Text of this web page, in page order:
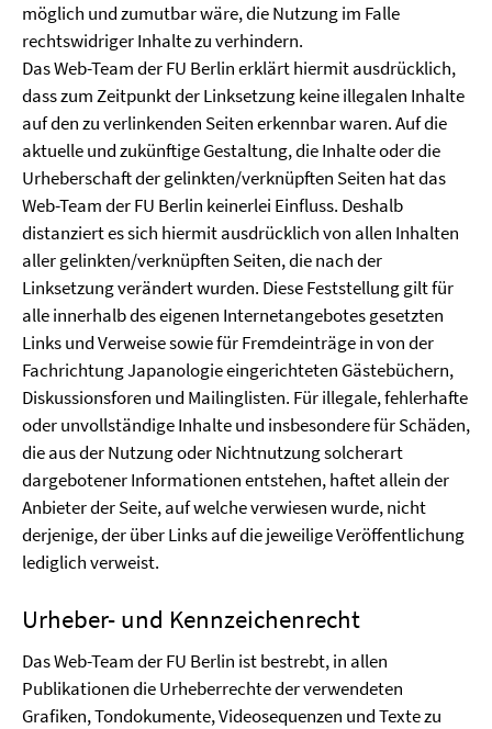
möglich und zumutbar wäre, die Nutzung im Falle
rechtswidriger Inhalte zu verhindern.
Das Web-Team der FU Berlin erklärt hiermit ausdrücklich,
dass zum Zeitpunkt der Linksetzung keine illegalen Inhalte
auf den zu verlinkenden Seiten erkennbar waren. Auf die
aktuelle und zukünftige Gestaltung, die Inhalte oder die
Urheberschaft der gelinkten/verknüpften Seiten hat das
Web-Team der FU Berlin keinerlei Einfluss. Deshalb
distanziert es sich hiermit ausdrücklich von allen Inhalten
aller gelinkten/verknüpften Seiten, die nach der
Linksetzung verändert wurden. Diese Feststellung gilt für
alle innerhalb des eigenen Internetangebotes gesetzten
Links und Verweise sowie für Fremdeinträge in von der
Fachrichtung Japanologie eingerichteten Gästebüchern,
Diskussionsforen und Mailinglisten. Für illegale, fehlerhafte
oder unvollständige Inhalte und insbesondere für Schäden,
die aus der Nutzung oder Nichtnutzung solcherart
dargebotener Informationen entstehen, haftet allein der
Anbieter der Seite, auf welche verwiesen wurde, nicht
derjenige, der über Links auf die jeweilige Veröffentlichung
lediglich verweist.
Urheber- und Kennzeichenrecht
Das Web-Team der FU Berlin ist bestrebt, in allen
Publikationen die Urheberrechte der verwendeten
Grafiken, Tondokumente, Videosequenzen und Texte zu